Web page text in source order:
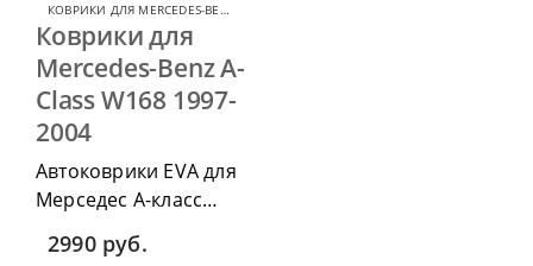
КОВРИКИ ДЛЯ MERCEDES-BENZ A-CLASS
Коврики для
Mercedes-Benz A-
Class W168 1997-
2004
Автоковрики EVA для
Мерседес А-класс
W168 1997-2004 г.в.
можно приобрести в
2990 руб.